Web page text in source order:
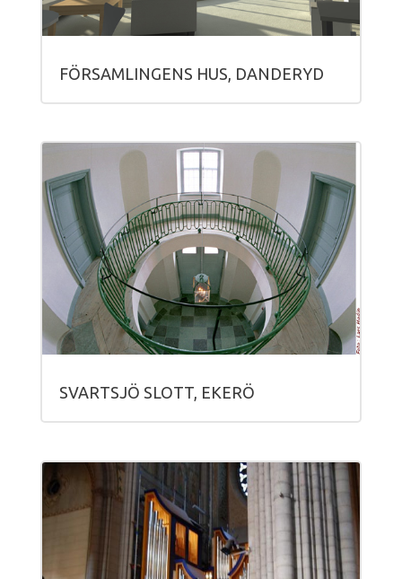
FÖRSAMLINGENS HUS, DANDERYD
SVARTSJÖ SLOTT, EKERÖ